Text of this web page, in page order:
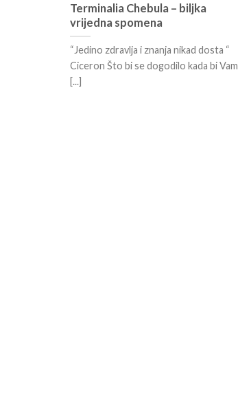
Terminalia Chebula – biljka
vrijedna spomena
“Jedino zdravlja i znanja nikad dosta “
Ciceron Što bi se dogodilo kada bi Vam
[...]